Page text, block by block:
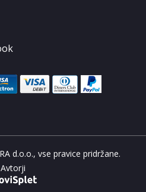
d.o.o., vse pravice pridržane.
Avtorji